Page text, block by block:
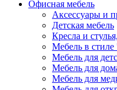
Офисная мебель
Аксессуары и
Детская мебель
Кресла и
Мебель в
Мебель для
Мебель для
Мебель для